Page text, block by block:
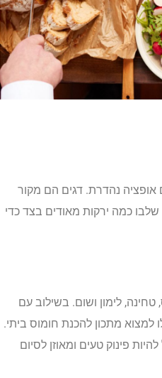
אופציה נהדרת. דגים הם מקור
שלבו כמה ירקות מאודים בצד כדי
לימון ושום. בשילוב עם
למצוא מתכון להכנת חומוס ביתי.
פינוק טעים ומאוזן לסיום